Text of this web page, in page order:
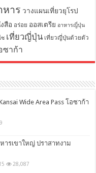
หาร วางแผนเที่ยวยุโรป
สือ อร่อย ออสเตรีย อาหารญี่ปุ่น
ซ เที่ยวญี่ปุ่น เที่ยวญี่ปุ่นด้วยตัว
ซาก้า
Wide Area Pass โอซาก้า
ารเขาใหญ่ ปราสาทงาม
28,087